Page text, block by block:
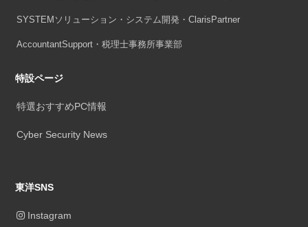
SYSTEMソリューション・システム開発・ClarisPartner
AccountantSupport・税理士事務所事業部
特設ページ
特選おすすめPC情報
Cyber Security News
東洋SNS
Instagram